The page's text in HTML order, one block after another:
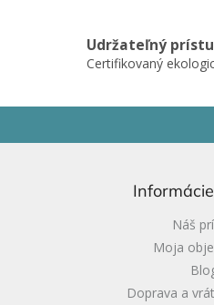
Udržateľný
Certifikovaný
Náš
Moja
Doprava a